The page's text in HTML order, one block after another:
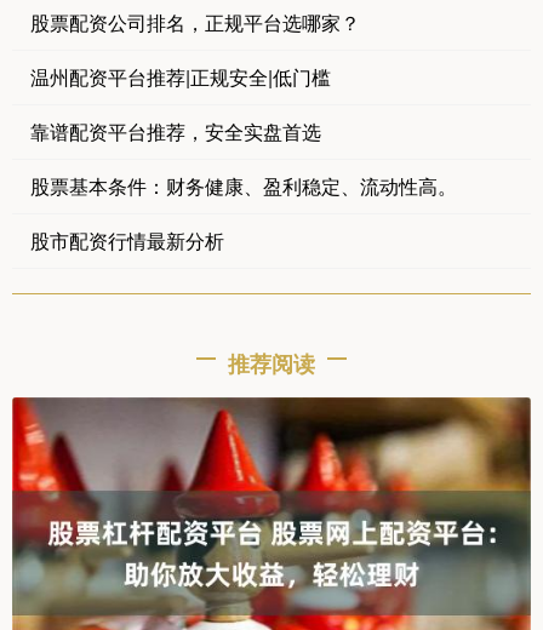
股票配资公司排名，正规平台选哪家？
温州配资平台推荐|正规安全|低门槛
靠谱配资平台推荐，安全实盘首选
股票基本条件：财务健康、盈利稳定、流动性高。
股市配资行情最新分析
推荐阅读